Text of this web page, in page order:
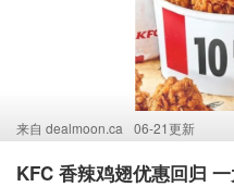
来自 dealmoon.ca 06-21更新
KFC 香辣鸡翅优惠回归